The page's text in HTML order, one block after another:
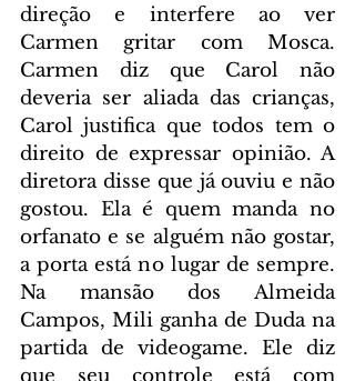
direção e interfere ao ver
Carmen gritar com Mosca.
Carmen diz que Carol não
deveria ser aliada das crianças,
Carol justifica que todos tem o
direito de expressar opinião. A
diretora disse que já ouviu e não
gostou. Ela é quem manda no
orfanato e se alguém não gostar,
a porta está no lugar de sempre.
Na mansão dos Almeida
Campos, Mili ganha de Duda na
partida de videogame. Ele diz
que seu controle está com